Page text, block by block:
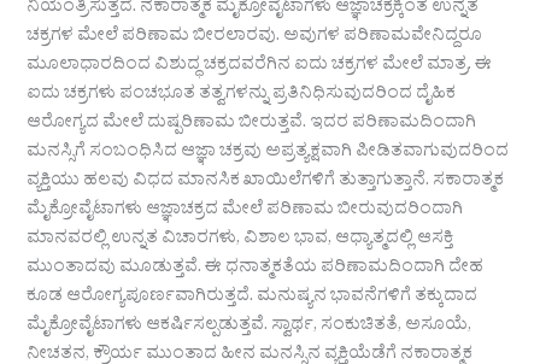
ನಿಯಂತ್ರಿಸುತ್ತದೆ. ನಕಾರಾತ್ಮಕ ಮೈಕ್ರೋವೈಟಾಗಳು ಆಜ್ಞಾಚಕ್ರಕ್ಕಿಂತ ಉನ್ನತ
ಚಕ್ರಗಳ ಮೇಲೆ ಪರಿಣಾಮ ಬೀರಲಾರವು. ಅವುಗಳ ಪರಿಣಾಮವೇನಿದ್ದರೂ
ಮೂಲಾಧಾರದಿಂದ ವಿಶುದ್ಧ ಚಕ್ರದವರೆಗಿನ ಐದು ಚಕ್ರಗಳ ಮೇಲೆ ಮಾತ್ರ. ಈ
ಐದು ಚಕ್ರಗಳು ಪಂಚಭೂತ ತತ್ವಗಳನ್ನು ಪ್ರತಿನಿಧಿಸುವುದರಿಂದ ದೈಹಿಕ
ಆರೋಗ್ಯದ ಮೇಲೆ ದುಷ್ಪರಿಣಾಮ ಬೀರುತ್ತವೆ. ಇದರ ಪರಿಣಾಮದಿಂದಾಗಿ
ಮನಸ್ಸಿಗೆ ಸಂಬಂಧಿಸಿದ ಆಜ್ಞಾ ಚಕ್ರವು ಅಪ್ರತ್ಯಕ್ಷವಾಗಿ ಪೀಡಿತವಾಗುವುದರಿಂದ
ವ್ಯಕ್ತಿಯು ಹಲವು ವಿಧದ ಮಾನಸಿಕ ಖಾಯಿಲೆಗಳಿಗೆ ತುತ್ತಾಗುತ್ತಾನೆ. ಸಕಾರಾತ್ಮಕ
ಮೈಕ್ರೋವೈಟಾಗಳು ಆಜ್ಞಾಚಕ್ರದ ಮೇಲೆ ಪರಿಣಾಮ ಬೀರುವುದರಿಂದಾಗಿ
ಮಾನವರಲ್ಲಿ ಉನ್ನತ ವಿಚಾರಗಳು, ವಿಶಾಲ ಭಾವ, ಆಧ್ಯಾತ್ಮದಲ್ಲಿ ಆಸಕ್ತಿ
ಮುಂತಾದವು ಮೂಡುತ್ತವೆ. ಈ ಧನಾತ್ಮಕತೆಯ ಪರಿಣಾಮದಿಂದಾಗಿ ದೇಹ
ಕೂಡ ಆರೋಗ್ಯಪೂರ್ಣವಾಗಿರುತ್ತದೆ. ಮನುಷ್ಯನ ಭಾವನೆಗಳಿಗೆ ತಕ್ಕುದಾದ
ಮೈಕ್ರೋವೈಟಾಗಳು ಆಕರ್ಷಿಸಲ್ಪಡುತ್ತವೆ. ಸ್ವಾರ್ಥ, ಸಂಕುಚಿತತೆ, ಅಸೂಯೆ,
ನೀಚತನ, ಕ್ರೌರ್ಯ ಮುಂತಾದ ಹೀನ ಮನಸ್ಸಿನ ವ್ಯಕ್ತಿಯೆಡೆಗೆ ನಕಾರಾತ್ಮಕ